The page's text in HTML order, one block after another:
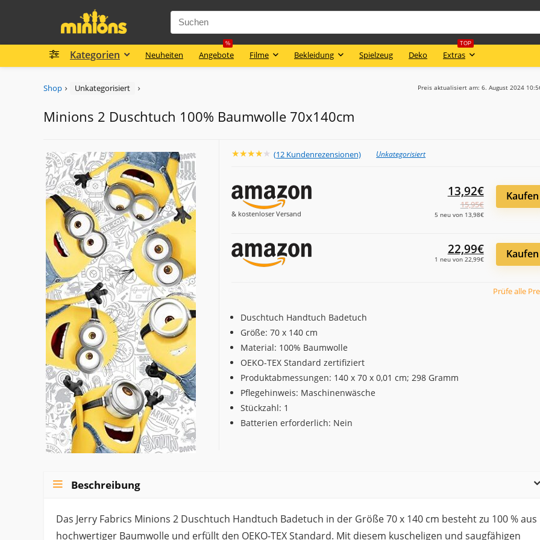
Kategorien Neuheiten Angebote
%
Filme Bekleidung Spielzeug Deko Extras
TOP
Preis aktualisiert am: 6. August 2024
Shop Unkategorisiert
Minions 2 Duschtuch 100% Baumwolle 70x140cm
★★★★ ★ (12 Kundenrezensionen) Unkategorisiert
& kostenloser Versand
Kaufen
13,92€
15,95€
5 neu von 13,98€
Kaufen
22,99€
1 neu von 22,99€
Prüfe alle
Duschtuch Handtuch Badetuch
Größe: 70 x 140 cm
Material: 100% Baumwolle
OEKO-TEX Standard zertifiziert
Produktabmessungen: 140 x 70 x 0,01 cm; 298 Gramm
Pflegehinweis: Maschinenwäsche
Stückzahl: 1
Batterien erforderlich: Nein
Beschreibung
Das Jerry Fabrics Minions 2 Duschtuch Handtuch Badetuch in der Größe 70 x 140 cm besteht zu 100 % aus
hochwertiger Baumwolle und erfüllt den OEKO-TEX Standard. Mit diesem kuscheligen und saugfähigen